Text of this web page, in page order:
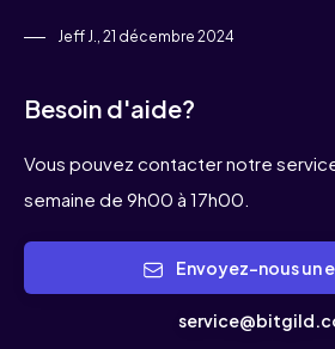
Jeff J., 21 décembre 2024
Besoin d'aide?
Vous pouvez contacter notre
semaine de 9h00 à 17h00.